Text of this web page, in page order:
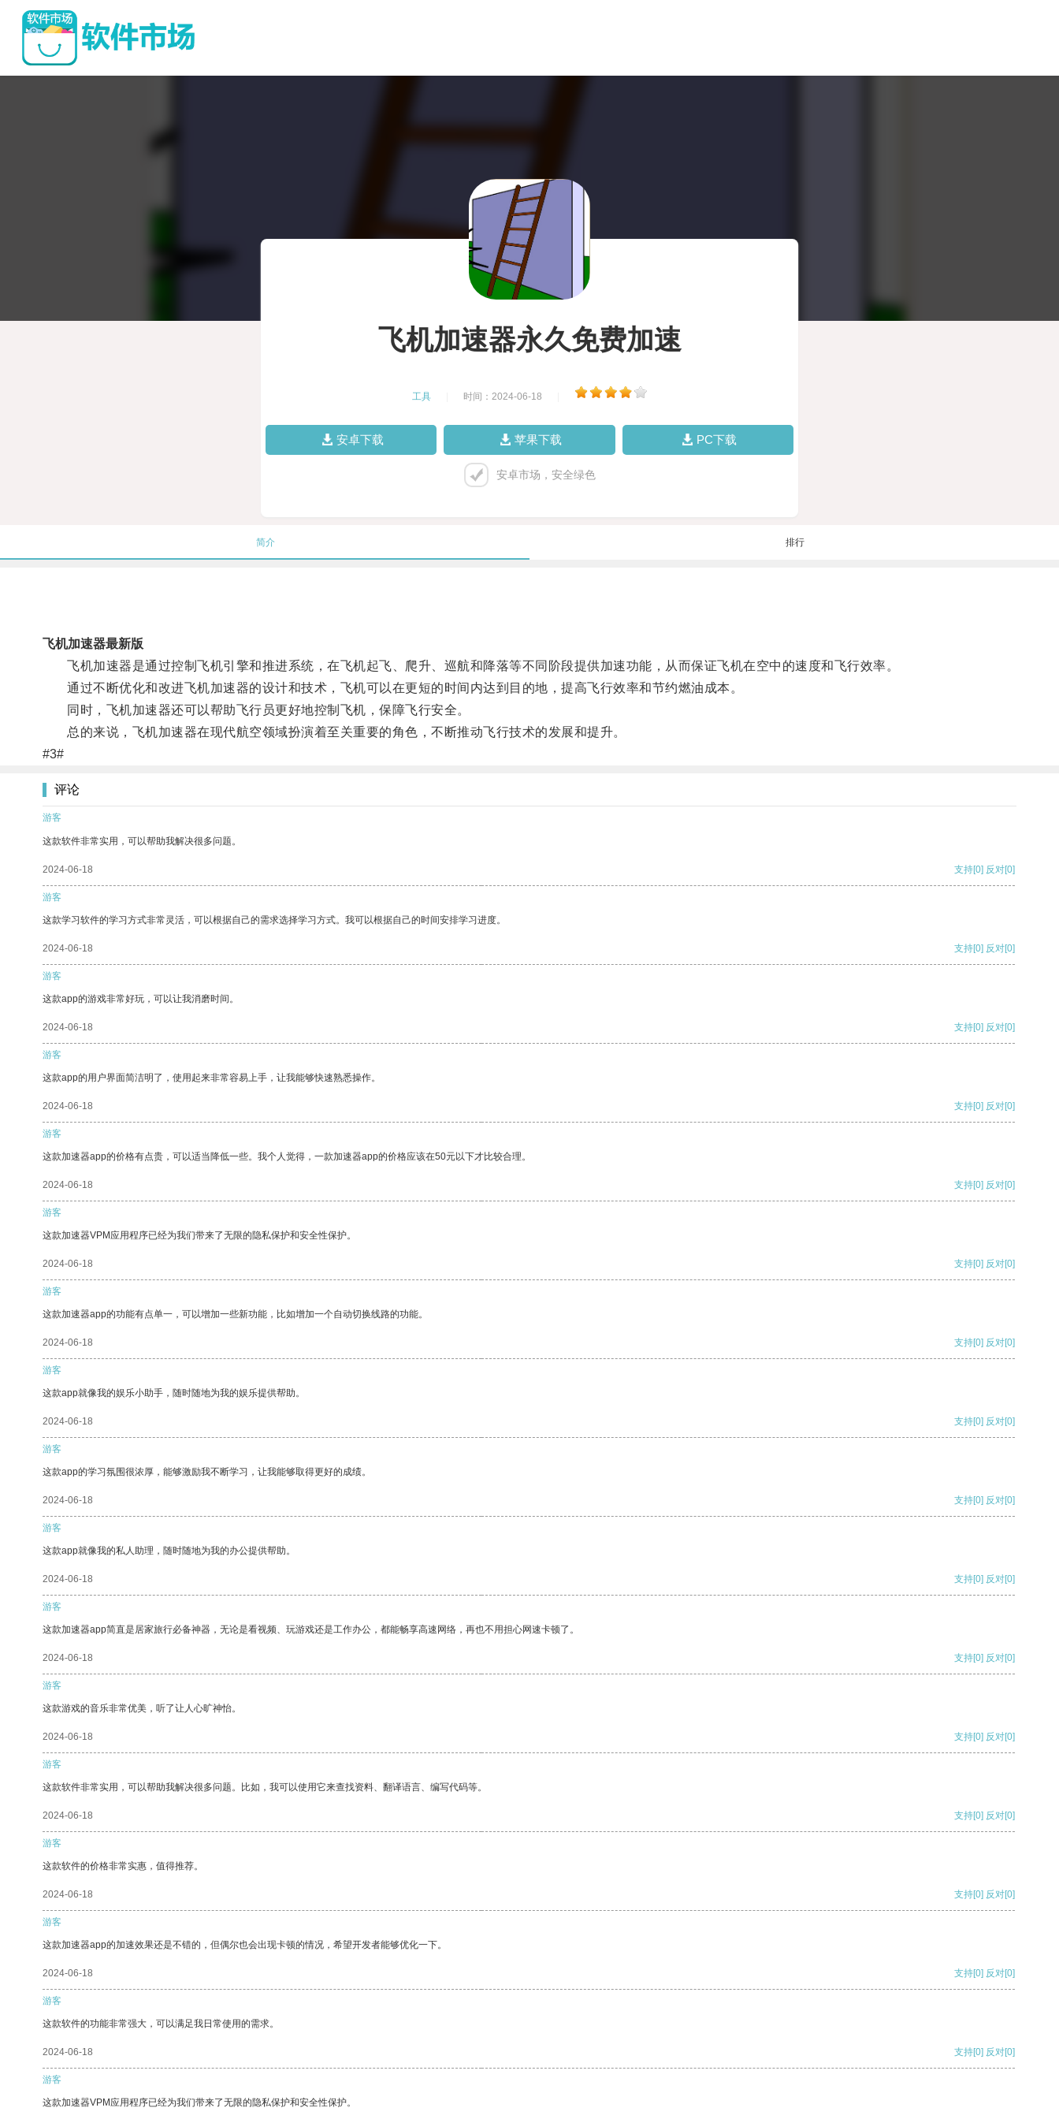
飞机加速器永久免费加速
工具 时间：2024-06-18
安卓下载 苹果下载 PC下载
安卓市场，安全绿色
简介 排行
飞机加速器最新版
飞机加速器是通过控制飞机引擎和推进系统，在飞机起飞、爬升、巡航和降落等不同阶段提供加速功能，从而保证飞机在空中的速度和飞行效率。
通过不断优化和改进飞机加速器的设计和技术，飞机可以在更短的时间内达到目的地，提高飞行效率和节约燃油成本。
同时，飞机加速器还可以帮助飞行员更好地控制飞机，保障飞行安全。
总的来说，飞机加速器在现代航空领域扮演着至关重要的角色，不断推动飞行技术的发展和提升。
#3#
评论
游客
这款软件非常实用，可以帮助我解决很多问题。
2024-06-18 支持[0] 反对[0]
游客
这款学习软件的学习方式非常灵活，可以根据自己的需求选择学习方式。我可以根据自己的时间安排学习进度。
2024-06-18 支持[0] 反对[0]
游客
这款app的游戏非常好玩，可以让我消磨时间。
2024-06-18 支持[0] 反对[0]
游客
这款app的用户界面简洁明了，使用起来非常容易上手，让我能够快速熟悉操作。
2024-06-18 支持[0] 反对[0]
游客
这款加速器app的价格有点贵，可以适当降低一些。我个人觉得，一款加速器app的价格应该在50元以下才比较合理。
2024-06-18 支持[0] 反对[0]
游客
这款加速器VPM应用程序已经为我们带来了无限的隐私保护和安全性保护。
2024-06-18 支持[0] 反对[0]
游客
这款加速器app的功能有点单一，可以增加一些新功能，比如增加一个自动切换线路的功能。
2024-06-18 支持[0] 反对[0]
游客
这款app就像我的娱乐小助手，随时随地为我的娱乐提供帮助。
2024-06-18 支持[0] 反对[0]
游客
这款app的学习氛围很浓厚，能够激励我不断学习，让我能够取得更好的成绩。
2024-06-18 支持[0] 反对[0]
游客
这款app就像我的私人助理，随时随地为我的办公提供帮助。
2024-06-18 支持[0] 反对[0]
游客
这款加速器app简直是居家旅行必备神器，无论是看视频、玩游戏还是工作办公，都能畅享高速网络，再也不用担心网速卡顿了。
2024-06-18 支持[0] 反对[0]
游客
这款游戏的音乐非常优美，听了让人心旷神怡。
2024-06-18 支持[0] 反对[0]
游客
这款软件非常实用，可以帮助我解决很多问题。比如，我可以使用它来查找资料、翻译语言、编写代码等。
2024-06-18 支持[0] 反对[0]
游客
这款软件的价格非常实惠，值得推荐。
2024-06-18 支持[0] 反对[0]
游客
这款加速器app的加速效果还是不错的，但偶尔也会出现卡顿的情况，希望开发者能够优化一下。
2024-06-18 支持[0] 反对[0]
游客
这款软件的功能非常强大，可以满足我日常使用的需求。
2024-06-18 支持[0] 反对[0]
游客
这款加速器VPM应用程序已经为我们带来了无限的隐私保护和安全性保护。